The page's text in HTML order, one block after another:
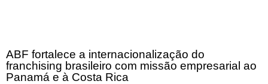
ABF fortalece a internacionalização do
franchising brasileiro com missão empresarial ao
Panamá e à Costa Rica